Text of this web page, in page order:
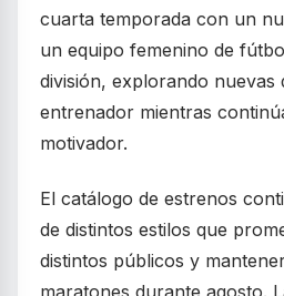
cuarta temporada con un
un equipo femenino de
división, explorando nuevas
entrenador mientras
motivador.
El catálogo de estrenos
de distintos estilos que
distintos públicos y
maratones durante agosto.